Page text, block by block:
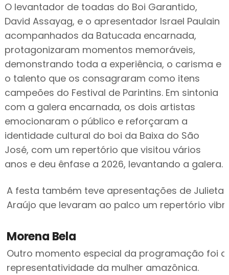
O levantador de toadas do Boi Garantido,
David Assayag, e o apresentador Israel Paulain
acompanhados da Batucada encarnada,
protagonizaram momentos memoráveis,
demonstrando toda a experiência, o carisma e
o talento que os consagraram como itens
campeões do Festival de Parintins. Em sintonia
com a galera encarnada, os dois artistas
emocionaram o público e reforçaram a
identidade cultural do boi da Baixa do São
José, com um repertório que visitou vários
anos e deu ênfase a 2026, levantando a galera.
A festa também teve apresentações de Julieta
Araújo que levaram ao palco um repertório
Morena Bela
Outro momento especial da programação foi
representatividade da mulher amazônica.